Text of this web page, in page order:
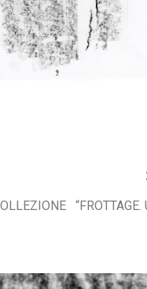
“FROTTAGE.